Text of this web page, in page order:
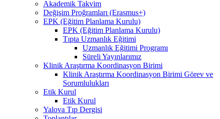
Akademik Takvim
Değişim Proğramları (Erasmus+)
EPK (Eğitim Planlama Kurulu)
EPK (Eğitim Planlama Kurulu)
Tıpta Uzmanlık Eğitimi
Uzmanlık Eğitimi Programı
Süreli Yayınlarımız
Klinik Araştırma Koordinasyon Birimi
Klinik Araştırma Koordinasyon Birimi Görev ve
Sorumlulukları
Etik Kurul
Etik Kurul
Yalova Tıp Dergisi